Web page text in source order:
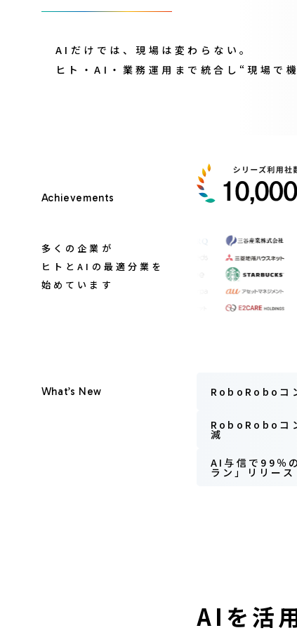
AIだけでは、現場は変わらない。
ヒト・AI・業務運用まで統合し “現場で
Achievements
多くの企業が
ヒトとAIの最適分業を
始めています
What’s New RoboRoboコ
RoboRoboコ
減
AI与信で99％
ラン」リリース
AIを活